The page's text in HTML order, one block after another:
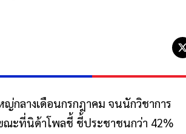
กลางเดือนกรกฎาคม จนนักวิชาการ
ณะที่นิด้าโพลชี้ ชี้ประชาชนกว่า 42%